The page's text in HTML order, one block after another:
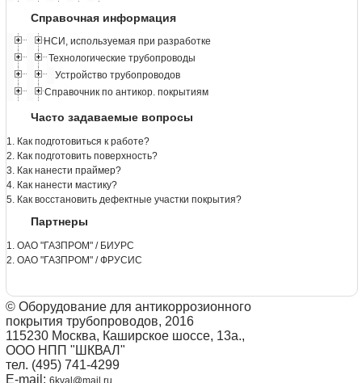
Справочная информация
НСИ, используемая при разработке
Технологические трубопроводы
Устройство трубопроводов
Справочник по антикор. покрытиям
Часто задаваемые вопросы
1. Как подготовиться к работе?
2. Как подготовить поверхность?
3. Как нанести праймер?
4. Как нанести мастику?
5. Как восстановить дефектные участки покрытия?
Партнеры
1. ОАО "ГАЗПРОМ" / БИУРС
2. ОАО "ГАЗПРОМ" / ФРУСИС
© Оборудование для антикоррозионного
покрытия трубопроводов, 2016
115230 Москва, Каширское шоссе, 13а.,
ООО НПП "ШКВАЛ"
тел. (495) 741-4299
E-mail: 6kval@mail.ru